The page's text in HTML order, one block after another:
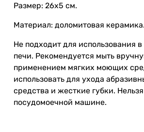
Размер: 26х5 см.
Материал: доломитовая керамика.
Не подходит для использования
печи. Рекомендуется мыть
применением мягких моющих
использовать для ухода
средства и жесткие губки.
посудомоечной машине.